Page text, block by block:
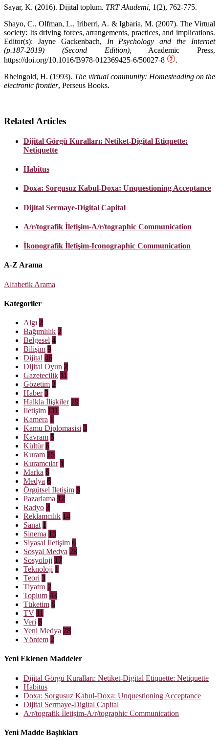
Sayar, K. (2016). Dijital toplum. TRT Akademi, 1(2), 762-775.
Shayo, C., Olfman, L., Iriberri, A. & Igbaria, M. (2007). The Virtual
society: Its driving forces, arrangements, practices, and implications.
Editor(s): Jayne Gackenbach, In Psychology and the Internet
(p.187-2019) (Second Edition),
Academic Press,
https://doi.org/10.1016/B978-012369425-6/50027-8
.
Rheingold, H. (1993). The virtual community: Homesteading on the
electronic frontier, Perseus Books.
Related Articles
Dijital Görgü Kuralları: Netiket-Digital Etiquette:
Netiquette
Habitus
Doxa: Sorgusuz Kabul-Doxa: Unquestioning Acceptance
Dijital Sermaye-Digital Capital
A/r/tografik İletişim-A/r/tographic Communication
İkonografik İletişim-Iconographic Communication
A-Z Arama
Alfabetik Arama
Kategoriler
Algı 2
Bağımlılık 2
Belgesel 4
Bilişim 9
Dijital 46
Dijital Oyun 2
Gazetecilik 11
Gözetim 2
Haber 3
Halkla İlişkiler 19
İletişim 111
Kamera 1
Kamu Diplomasisi 3
Kavram 5
Kültür 6
Kuram 15
Kuramcılar 1
Marka 6
Medya 6
Örgütsel İletişim 8
Pazarlama 12
Radyo 3
Reklamcılık 14
Sanat 1
Sinema 13
Siyasal İletişim 6
Sosyal Medya 28
Sosyoloji 17
Teknoloji 1
Teori 3
Tiyatro 2
Toplum 43
Tüketim 6
TV 11
Veri 6
Yeni Medya 28
Yöntem 2
Yeni Eklenen Maddeler
Dijital Görgü Kuralları: Netiket-Digital Etiquette: Netiquette
Habitus
Doxa: Sorgusuz Kabul-Doxa: Unquestioning Acceptance
Dijital Sermaye-Digital Capital
A/r/tografik İletişim-A/r/tographic Communication
Yeni Madde Başlıkları